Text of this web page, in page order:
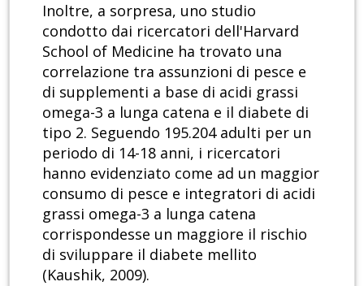
Inoltre, a sorpresa, uno studio
condotto dai ricercatori dell'Harvard
School of Medicine ha trovato una
correlazione tra assunzioni di pesce e
di supplementi a base di acidi grassi
omega-3 a lunga catena e il diabete di
tipo 2. Seguendo 195.204 adulti per un
periodo di 14-18 anni, i ricercatori
hanno evidenziato come ad un maggior
consumo di pesce e integratori di acidi
grassi omega-3 a lunga catena
corrispondesse un maggiore il rischio
di sviluppare il diabete mellito
(Kaushik, 2009).